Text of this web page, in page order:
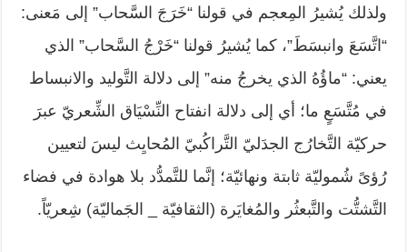
ولذلك يُشيرُ المِعجم في قولنا “خَرَجَ السَّحاب” إلى مَعنى:
“اتَّسَعَ وانبسَطَ”، كما يُشيرُ قولنا “خَرْجُ السَّحاب” الذي
يعني: “ماؤُهُ الذي يخرجُ منه” إلى دلالة التَّوليد والانبساط
في مُتَّسَعٍ ما؛ أي إلى دلالة انفتاح النِّسْيَاق الشِّعريّ عبرَ
حركيّة التَّخارُج الجدَليّ التَّراكُبيّ المُحايِث ليسَ لتعيين
رُؤىً شُموليّة ثابتة ونهائيّة؛ إنَّما للتَّمدُّد بلا هوادة في فضاء
التَّشتُّت والتَّبعثُر والمُغايَرة (الثقافيّة _ الجَماليّة) شِعريّاً.